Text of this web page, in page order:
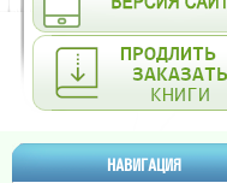
НАВИГАЦИЯ